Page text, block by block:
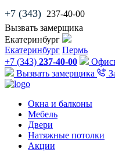
+7 (343) 237-40-00
Вызвать замерщика
Екатеринбург
Екатеринбург Пермь
+7 (343) 237-40-00
Вызвать замерщика
Окна и балконы
Мебель
Двери
Натяжные потолки
Акции